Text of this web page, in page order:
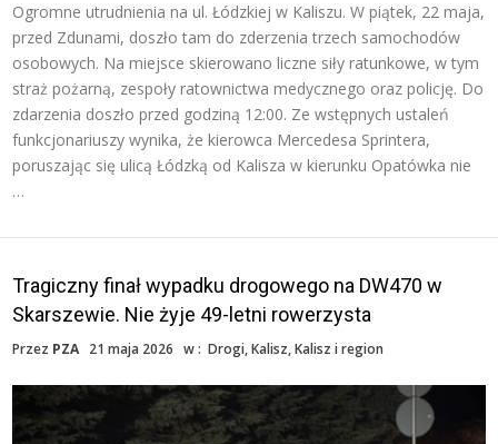
Ogromne utrudnienia na ul. Łódzkiej w Kaliszu. W piątek, 22 maja,
przed Zdunami, doszło tam do zderzenia trzech samochodów
osobowych. Na miejsce skierowano liczne siły ratunkowe, w tym
straż pożarną, zespoły ratownictwa medycznego oraz policję. Do
zdarzenia doszło przed godziną 12:00. Ze wstępnych ustaleń
funkcjonariuszy wynika, że kierowca Mercedesa Sprintera,
poruszając się ulicą Łódzką od Kalisza w kierunku Opatówka nie
…
Tragiczny finał wypadku drogowego na DW470 w
Skarszewie. Nie żyje 49-letni rowerzysta
Przez PZA 21 maja 2026 w :Drogi,Kalisz,Kalisz i region